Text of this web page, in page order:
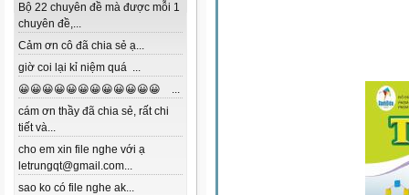
Bộ 22 chuyên đề mà được mỗi 1
chuyên đề,...
Cảm ơn cô đã chia sẻ ạ...
giờ coi lại kỉ niệm quá ...
😀😀😀😀😀😀😀😀😀😀😀😀 ...
cám ơn thầy đã chia sẻ, rất chi
tiết và...
cho em xin file nghe với ạ
letrungqt@gmail.com...
sao ko có file nghe ak...